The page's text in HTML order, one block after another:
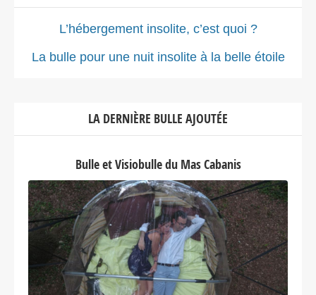
L’hébergement insolite, c’est quoi ?
La bulle pour une nuit insolite à la belle étoile
LA DERNIÈRE BULLE AJOUTÉE
Bulle et Visiobulle du Mas Cabanis